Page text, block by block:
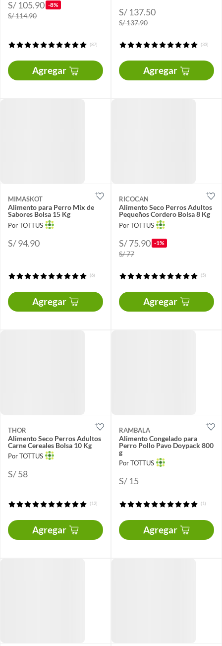
S/ 105.90 -8%
S/ 114.90
(87)
Agregar
S/ 137.50
S/ 137.90
(33)
Agregar
MIMASKOT
Alimento para Perro Mix de
Sabores Bolsa 15 Kg
Por TOTTUS
S/ 94.90
(6)
Agregar
RICOCAN
Alimento Seco Perros Adultos
Pequeños Cordero Bolsa 8 Kg
Por TOTTUS
S/ 75.90 -1%
S/ 77
(5)
Agregar
THOR
Alimento Seco Perros Adultos
Carne Cereales Bolsa 10 Kg
Por TOTTUS
S/ 58
(12)
Agregar
RAMBALA
Alimento Congelado para
Perro Pollo Pavo Doypack 800
g
Por TOTTUS
S/ 15
(1)
Agregar